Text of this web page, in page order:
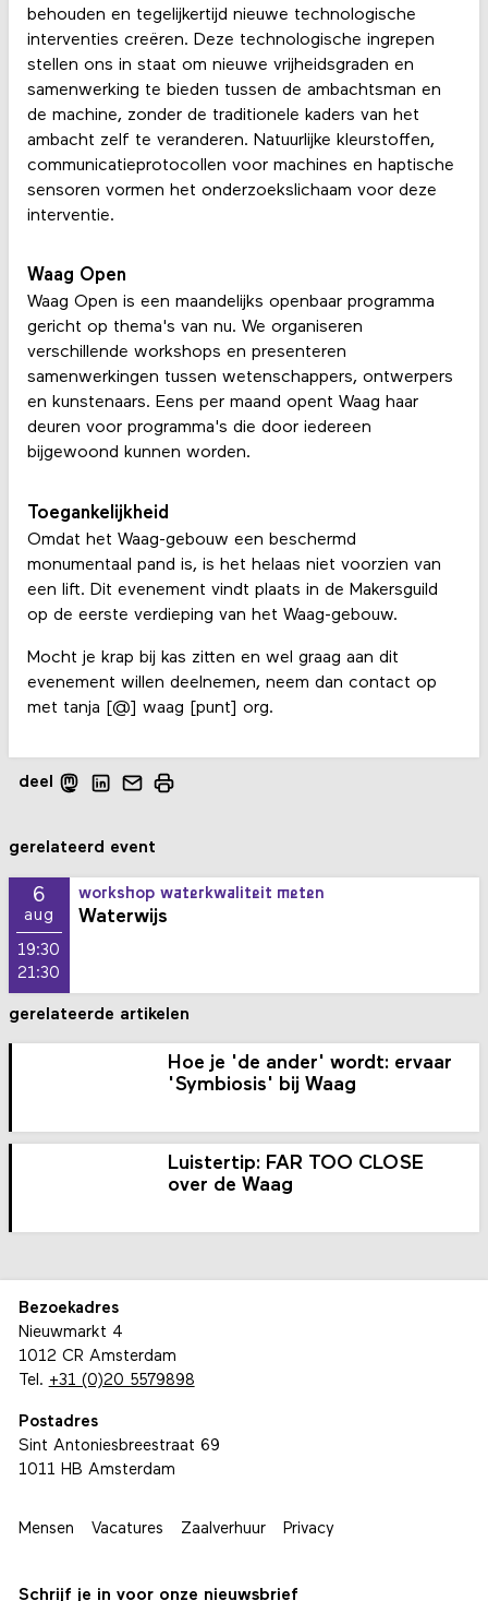
behouden en tegelijkertijd nieuwe technologische
interventies creëren. Deze technologische ingrepen
stellen ons in staat om nieuwe vrijheidsgraden en
samenwerking te bieden tussen de ambachtsman en
de machine, zonder de traditionele kaders van het
ambacht zelf te veranderen. Natuurlijke kleurstoffen,
communicatieprotocollen voor machines en haptische
sensoren vormen het onderzoekslichaam voor deze
interventie.
Waag Open
Waag Open is een maandelijks openbaar programma
gericht op thema's van nu. We organiseren
verschillende workshops en presenteren
samenwerkingen tussen wetenschappers, ontwerpers
en kunstenaars. Eens per maand opent Waag haar
deuren voor programma's die door iedereen
bijgewoond kunnen worden.
Toegankelijkheid
Omdat het Waag-gebouw een beschermd
monumentaal pand is, is het helaas niet voorzien van
een lift. Dit evenement vindt plaats in de Makersguild
op de eerste verdieping van het Waag-gebouw.
Mocht je krap bij kas zitten en wel graag aan dit
evenement willen deelnemen, neem dan contact op
met tanja [@] waag [punt] org.
deel
gerelateerd event
6
aug
19:30
21:30
workshop waterkwaliteit meten
Waterwijs
gerelateerde artikelen
Hoe je 'de ander' wordt: ervaar
'Symbiosis' bij Waag
Luistertip: FAR TOO CLOSE
over de Waag
Bezoekadres
Nieuwmarkt 4
1012 CR Amsterdam
Tel. +31 (0)20 5579898
Postadres
Sint Antoniesbreestraat 69
1011 HB Amsterdam
Mensen Vacatures Zaalverhuur Privacy
Schrijf je in voor onze nieuwsbrief